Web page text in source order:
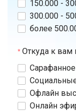
150.000 -
300.000 -
более
Откуда к вам
Офлайн
Онлайн